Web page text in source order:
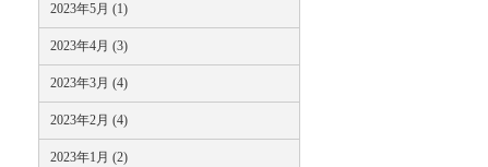
2023年5月 (1)
2023年4月 (3)
2023年3月 (4)
2023年2月 (4)
2023年1月 (2)